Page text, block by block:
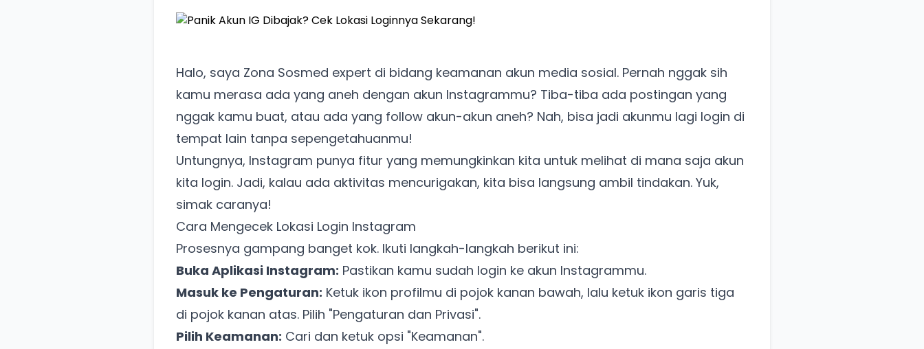
Halo, saya Zona Sosmed expert di bidang keamanan akun media sosial. Pernah nggak sih
kamu merasa ada yang aneh dengan akun Instagrammu? Tiba-tiba ada postingan yang
nggak kamu buat, atau ada yang follow akun-akun aneh? Nah, bisa jadi akunmu lagi login di
tempat lain tanpa sepengetahuanmu!
Untungnya, Instagram punya fitur yang memungkinkan kita untuk melihat di mana saja akun
kita login. Jadi, kalau ada aktivitas mencurigakan, kita bisa langsung ambil tindakan. Yuk,
simak caranya!
Cara Mengecek Lokasi Login Instagram
Prosesnya gampang banget kok. Ikuti langkah-langkah berikut ini:
Buka Aplikasi Instagram: Pastikan kamu sudah login ke akun Instagrammu.
Masuk ke Pengaturan: Ketuk ikon profilmu di pojok kanan bawah, lalu ketuk ikon garis tiga
di pojok kanan atas. Pilih "Pengaturan dan Privasi".
Pilih Keamanan: Cari dan ketuk opsi "Keamanan".